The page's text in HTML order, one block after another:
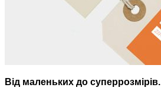
Від маленьких до суперрозмірів.